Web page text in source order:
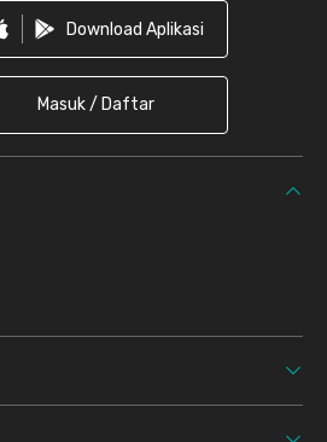
Download Aplikasi
Masuk / Daftar